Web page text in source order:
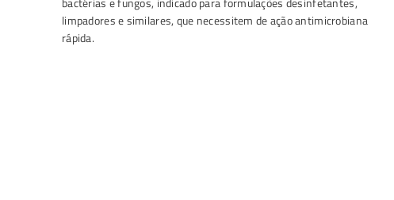
limpadores e similares, que necessitem de ação antimicrobiana
rápida.